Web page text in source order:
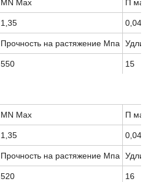
MN Max П макс
1,35 0,04
Прочность на растяжение Мпа
550 15
MN Max П макс
1,35 0,04
Прочность на растяжение Мпа
520 16